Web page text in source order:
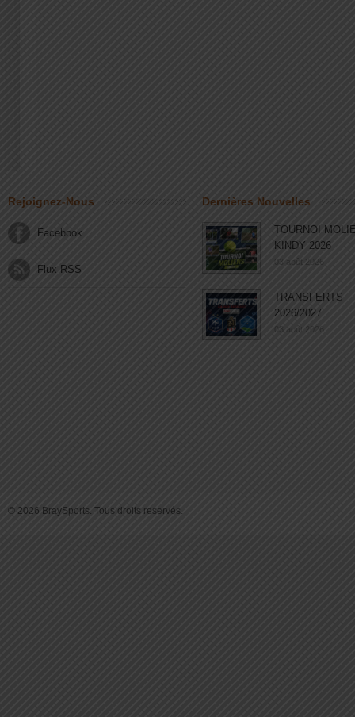
Rejoignez-Nous
Facebook
Flux RSS
Dernières Nouvelles
TOURNOI
KINDY 2026
03 août 2026
TRANSFERTS
2026/2027
03 août 2026
© 2026 BraySports. Tous droits reservés.